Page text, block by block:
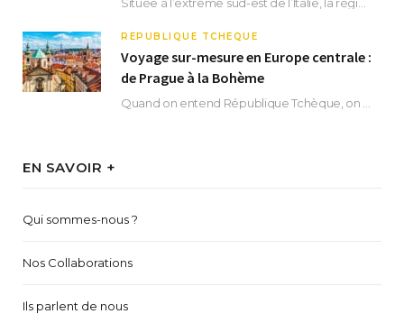
RÉPUBLIQUE TCHÈQUE
Voyage sur-mesure en Europe centrale :
de Prague à la Bohème
EN SAVOIR +
Qui sommes-nous ?
Nos Collaborations
Ils parlent de nous